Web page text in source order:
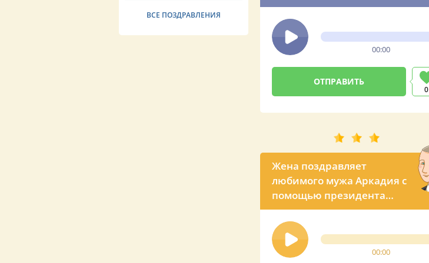
сыну
00:00
0
Жена поздравляет
любимого мужа Аркадия с
помощью президента
России
00:00
ВСЕ ПОЗДРАВЛЕНИЯ